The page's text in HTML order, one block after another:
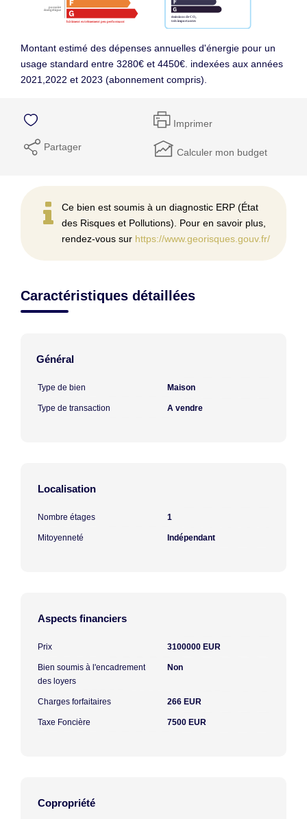
Montant estimé des dépenses annuelles d'énergie pour un
usage standard entre 3280€ et 4450€. indexées aux années
2021,2022 et 2023 (abonnement compris).
Imprimer
Partager Calculer mon budget
Ce bien est soumis à un diagnostic ERP (État
des Risques et Pollutions). Pour en savoir plus,
rendez-vous sur https://www.georisques.gouv.fr/
Caractéristiques détaillées
Général
Type de bien Maison
Type de transaction A vendre
Localisation
Nombre étages 1
Mitoyenneté Indépendant
Aspects financiers
Prix 3100000 EUR
Bien soumis à l'encadrement
des loyers
Non
Charges forfaitaires 266 EUR
Taxe Foncière 7500 EUR
Copropriété